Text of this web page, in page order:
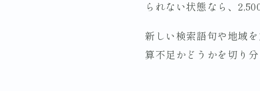
られない状態なら、
新しい検索語句や地域
算不足かどうかを切り